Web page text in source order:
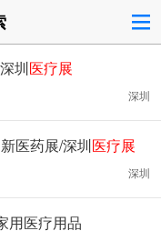
圳医疗展
深圳
医药展/深圳医疗展
深圳
用医疗用品